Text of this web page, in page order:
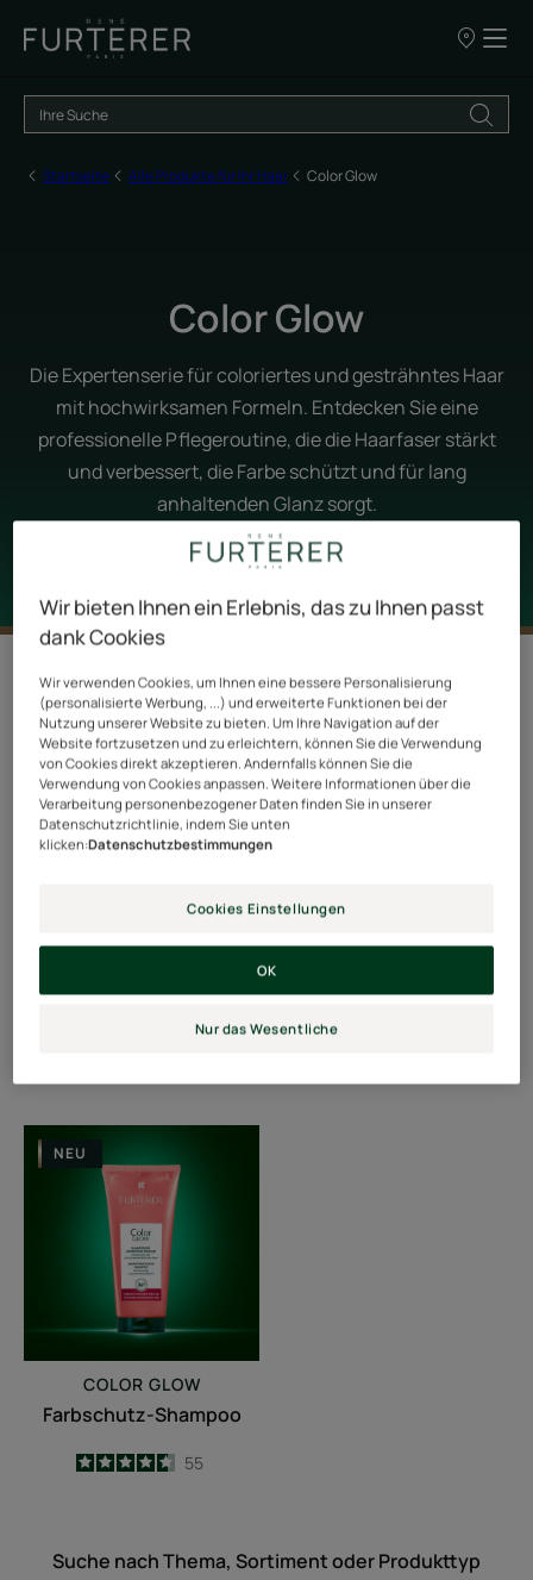
UNSERE
Startseite Alle Produkte für Ihr Haar Color Glow
Color Glow
Die Expertenserie für coloriertes und gesträhntes Haar
mit hochwirksamen Formeln. Entdecken Sie eine
professionelle Pflegeroutine, die die Haarfaser stärkt
und verbessert, die Farbe schützt und für lang
anhaltenden Glanz sorgt.
3 Ergebnisse "Color Glow"
Hitzeschützende
Farbglanz-
Creme
NEU
Hitzeschützende
Farbglanz-Creme
Reparierende
Farbglanz-
Maske
NEU
Reparierende Farbglanz-
Shampoo
NEU
COLOR GLOW
Farbschutz-Shampoo
4.6
/5
55
Suche nach Thema, Sortiment oder Produkttyp
Wir bieten Ihnen ein Erlebnis, das zu Ihnen passt
dank Cookies
Wir verwenden Cookies, um Ihnen eine bessere Personalisierung
(personalisierte Werbung, ...) und erweiterte Funktionen bei der
Nutzung unserer Website zu bieten. Um Ihre Navigation auf der
Website fortzusetzen und zu erleichtern, können Sie die Verwendung
von Cookies direkt akzeptieren. Andernfalls können Sie die
Verwendung von Cookies anpassen. Weitere Informationen über die
Verarbeitung personenbezogener Daten finden Sie in unserer
Datenschutzrichtlinie, indem Sie unten
klicken:Datenschutzbestimmungen
Cookies Einstellungen
Nur das Wesentliche
OK